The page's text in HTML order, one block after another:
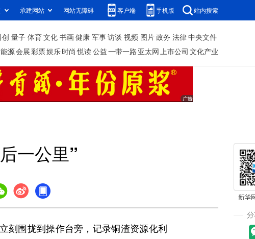
承建网站 网站无障碍 客户端 手机版 站内搜索
创 量子 体育文化 书画健康 军事访谈 视频 图片政务 法律中央文件
能源会展彩票娱乐时尚 悦读公益一带一路 亚太网上市公司 文化产业
一公里”
围拢到操作台旁，记录铜渣资源化利